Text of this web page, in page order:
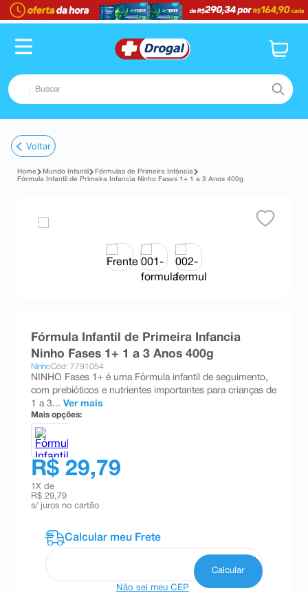
Buscar
1º fralda
2º pampers confort sec max
lenço umedecido
esmalte
10ºabsorvente
Voltar
Mundo Infantil
Fórmulas de Primeira Infância
Fórmula Infantil de Primeira Infancia Ninho Fases 1+ 1 a 3 Anos 400g
Fórmula Infantil de Primeira Infancia
Ninho Fases 1+ 1 a 3 Anos 400g
NinhoCód: 7791054
NINHO Fases 1+ é uma Fórmula infantil de seguimento,
com prebióticos e nutrientes importantes para crianças de
1 a 3... Ver mais
Mais opções:
R$ 29,79
1 X de
R$ 29,79
s/ juros no cartão
Não sei meu CEP